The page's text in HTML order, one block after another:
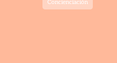
Concienciación